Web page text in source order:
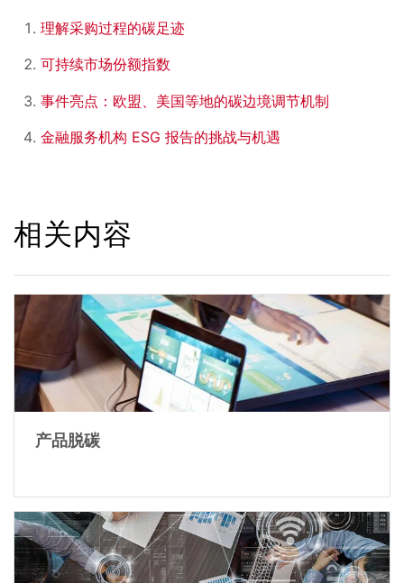
理解采购过程的碳足迹
可持续市场份额指数
事件亮点：欧盟、美国等地的碳边境调节机制
金融服务机构 ESG 报告的挑战与机遇
相关内容
产品脱碳